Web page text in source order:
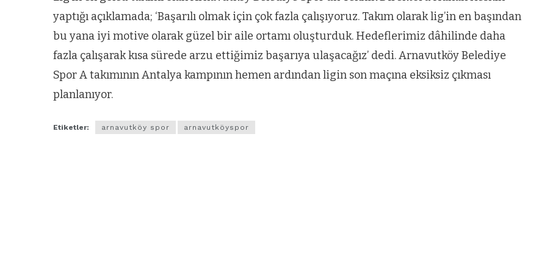
yaptığı açıklamada; ‘Başarılı olmak için çok fazla çalışıyoruz. Takım olarak lig’in en başından
bu yana iyi motive olarak güzel bir aile ortamı oluşturduk. Hedeflerimiz dâhilinde daha
fazla çalışarak kısa sürede arzu ettiğimiz başarıya ulaşacağız’ dedi. Arnavutköy Belediye
Spor A takımının Antalya kampının hemen ardından ligin son maçına eksiksiz çıkması
planlanıyor.
Etiketler: arnavutköy spor arnavutköyspor